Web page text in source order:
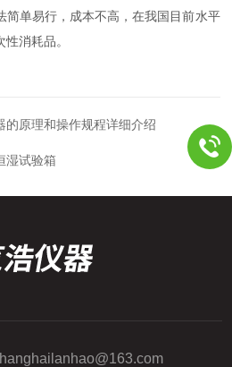
简单易行，成本不高，在我国目前水平
消耗品。
的原理和操作规程详细介绍
湿试验箱